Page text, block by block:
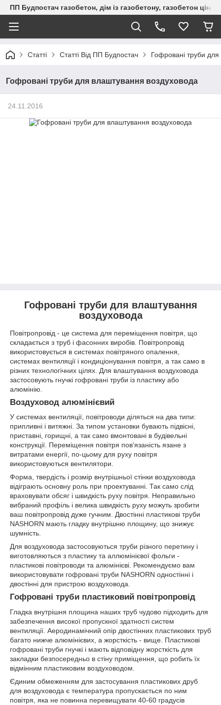
ПП Будпостач газобетон, дім із газобетону, газобетон
Статті Статті Від ПП Будпостач Гофровані труби
Гофровані труби для влаштування воздуховода
24.11.2016
Гофровані труби для влаштування
воздуховода
Повітропровід - це система для переміщення повітря, що
складається з труб і фасонних виробів. Повітропровід
використовується в системах повітряного опалення,
системах вентиляції і кондиціонування повітря, а так само в
різних технологічних цілях. Для влаштування воздуховода
застосовують гнучкі гофровані труби із пластику або
алюмінію.
Воздуховод алюмінієвий
У системах вентиляції, повітроводи діляться на два типи:
припливні і витяжні. За типом установки бувають підвісні,
приставні, горищні, а так само вмонтовані в будівельні
конструкції. Переміщення повітря пов'язаність язане з
витратами енергії, по-цьому для руху повітря
використовуються вентилятори.
Форма, твердість і розмір внутрішньої стінки воздуховода
відіграють основну роль при проектуванні. Так само слід
враховувати обсяг і швидкість руху повітря. Неправильно
вибраний профіль і велика швидкість руху можуть зробити
ваш повітропровід дуже гучним. Двостінні пластикові труби
NASHORN мають гладку внутрішню площину, що знижує
шумність.
Для воздуховода застосовуються труби різного перетину і
виготовляються з пластику та аллюмінієвої фольги -
пластикові повітроводи та алюмінієві. Рекомендуємо вам
використовувати гофровані труби NASHORN одностінні і
двостінні для пристрою воздуховода.
Гофровані труби пластиковий повітропровід
Гладка внутрішня площина наших труб чудово підходить для
забезпечення високої пропускної здатності систем
вентиляції. Аеродинамічний опір двостінних пластикових труб
багато нижче алюмінієвих, а жорсткість - вище. Пластикові
гофровані труби гнучкі і мають відповідну жорсткість для
закладки безпосередньо в стіну приміщення, що робить їх
відмінним пластиковим воздуховодом.
Єдиним обмеженням для застосування пластикових друб
для воздуховода є температура пропускається по ним
повітря, яка не повинна перевищувати 40-60 градусів